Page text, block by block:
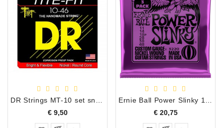
€ 9,50Prijs
€ 20,75Prijs